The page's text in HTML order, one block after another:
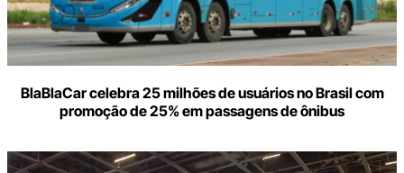
BlaBlaCar celebra 25 milhões de usuários no Brasil com
promoção de 25% em passagens de ônibus